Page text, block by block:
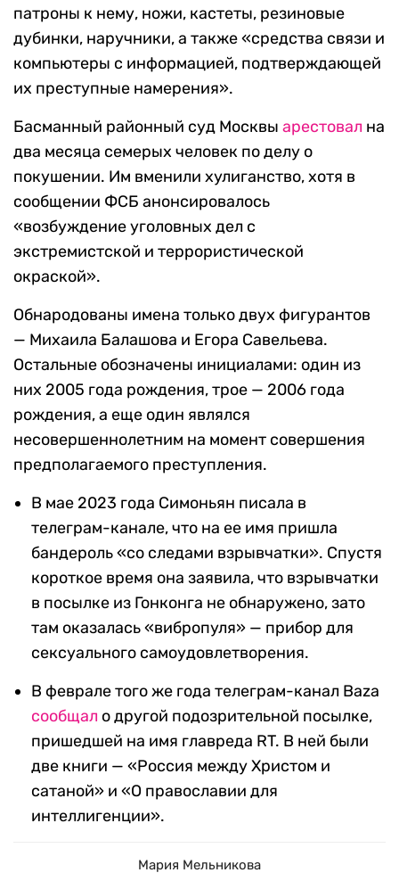
патроны к нему, ножи, кастеты, резиновые
дубинки, наручники, а также «средства связи и
компьютеры с информацией, подтверждающей
их преступные намерения».
Басманный районный суд Москвы арестовал на
два месяца семерых человек по делу о
покушении. Им вменили хулиганство, хотя в
сообщении ФСБ анонсировалось
«возбуждение уголовных дел с
экстремистской и террористической
окраской».
Обнародованы имена только двух фигурантов
— Михаила Балашова и Егора Савельева.
Остальные обозначены инициалами: один из
них 2005 года рождения, трое — 2006 года
рождения, а еще один являлся
несовершеннолетним на момент совершения
предполагаемого преступления.
В мае 2023 года Симоньян писала в
телеграм-канале, что на ее имя пришла
бандероль «со следами взрывчатки». Спустя
короткое время она заявила, что взрывчатки
в посылке из Гонконга не обнаружено, зато
там оказалась «вибропуля» — прибор для
сексуального самоудовлетворения.
В феврале того же года телеграм-канал Baza
сообщал о другой подозрительной посылке,
пришедшей на имя главреда RT. В ней были
две книги — «Россия между Христом и
сатаной» и «О православии для
интеллигенции».
Мария Мельникова